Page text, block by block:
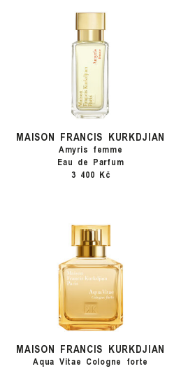
MAISON FRANCIS KURKDJIAN
Amyris femme
Eau de Parfum
3 400 Kč
MAISON FRANCIS KURKDJIAN
Aqua Vitae Cologne forte